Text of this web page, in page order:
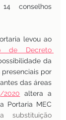
conselhos
levou ao
de Decreto
da
por
das áreas
2020 altera a
Portaria MEC
substituição